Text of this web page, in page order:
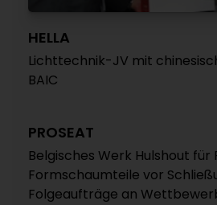
HELLA
Lichttechnik-JV mit
BAIC
PROSEAT
Belgisches Werk Hulshout für
Formschaumteile vor
Folgeaufträge an